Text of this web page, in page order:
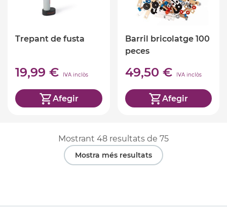
Trepant de fusta
19,99 € IVA inclòs
Afegir
Barril bricolatge 100
peces
49,50 € IVA inclòs
Afegir
Mostrant 48 resultats de 75
Mostra més resultats